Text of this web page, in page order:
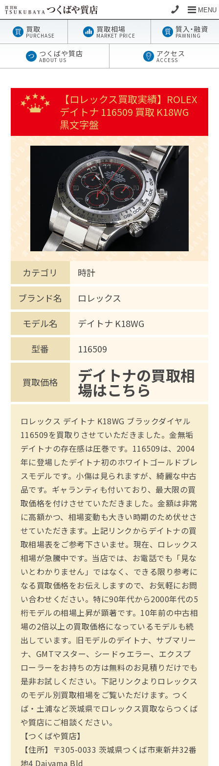
MENU
買取
PURCHASE
買取相場
MARKET PRICE
質入・融資
PAWNING
つくばや質店
ABOUT US
アクセス
ACCESS
【ロレックス買取実績】ROLEX
デイトナ 116509 買取 K18WG
黒文字盤
カテゴリ
時計
ブランド名
ロレックス
モデル名
デイトナ K18WG
型番
116509
買取価格 デイトナの買取相
場はこちら
ロレックス デイトナ K18WG ブラックダイヤル
116509を買取りさせていただきました。金無垢
デイトナの存在感は圧巻です。116509は、2004
年に登場したデイトナ初のホワイトゴールドブレ
スモデルです。小傷は見られますが、綺麗な中古
品です。ギャランティも付いており、最大限の買
取価格を付けさせていただきました。金額は非常
に高額かつ、相場変動も大きい時期のため伏せさ
せていただきます。上記リンクからデイトナの買
取相場表をご参考下さいませ。現在、ロレックス
相場が急騰中です。当店では、お電話でも「見な
いとわかりません」ではなく、できる限り参考に
なる買取価格をお伝えしますので、お気軽にお問
い合わせください。特に90年代から2000年代の5
桁モデルの相場上昇が顕著です。10年前の中古相
場の2倍以上の買取価格になっているモデルも続
出しています。旧モデルのデイトナ、サブマリー
ナ、GMTマスター、シードゥエラー、エクスプ
ローラーをお持ちの方は無料のお見積りだけでも
是非お試しください。下記リンクよりロレックス
のモデル別買取相場をご覧いただけます。つく
ば・土浦など茨城県でロレックス買取ならつくば
や質店にご相談ください。
【つくばや質店】
【住所】〒305-0033 茨城県つくば市東新井32番
地4 Daiyama Bld